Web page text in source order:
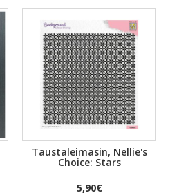
Taustaleimasin, Nellie's
Choice: Stars
5,90€